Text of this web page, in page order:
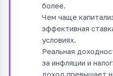
более.
Чем чаще
эффективная
условиях.
Реальная
за инфляции и
доход превышает